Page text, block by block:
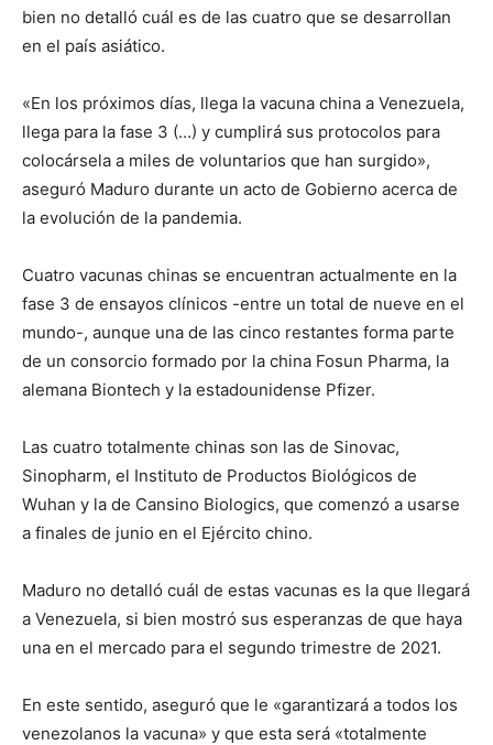
bien no detalló cuál es de las cuatro que se desarrollan
en el país asiático.
«En los próximos días, llega la vacuna china a Venezuela,
llega para la fase 3 (…) y cumplirá sus protocolos para
colocársela a miles de voluntarios que han surgido»,
aseguró Maduro durante un acto de Gobierno acerca de
la evolución de la pandemia.
Cuatro vacunas chinas se encuentran actualmente en la
fase 3 de ensayos clínicos -entre un total de nueve en el
mundo-, aunque una de las cinco restantes forma parte
de un consorcio formado por la china Fosun Pharma, la
alemana Biontech y la estadounidense Pfizer.
Las cuatro totalmente chinas son las de Sinovac,
Sinopharm, el Instituto de Productos Biológicos de
Wuhan y la de Cansino Biologics, que comenzó a usarse
a finales de junio en el Ejército chino.
Maduro no detalló cuál de estas vacunas es la que llegará
a Venezuela, si bien mostró sus esperanzas de que haya
una en el mercado para el segundo trimestre de 2021.
En este sentido, aseguró que le «garantizará a todos los
venezolanos la vacuna» y que esta será «totalmente